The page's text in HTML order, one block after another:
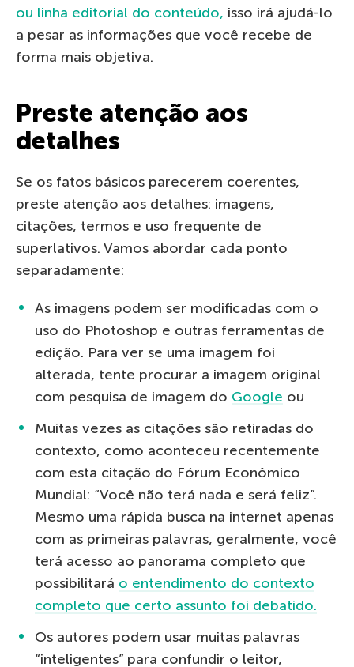
ou linha editorial do conteúdo, isso irá ajudá-lo
a pesar as informações que você recebe de
forma mais objetiva.
Preste atenção aos
detalhes
Se os fatos básicos parecerem coerentes,
preste atenção aos detalhes: imagens,
citações, termos e uso frequente de
superlativos. Vamos abordar cada ponto
separadamente:
As imagens podem ser modificadas com o
uso do Photoshop e outras ferramentas de
edição. Para ver se uma imagem foi
alterada, tente procurar a imagem original
com pesquisa de imagem do Google ou
Muitas vezes as citações são retiradas do
contexto, como aconteceu recentemente
com esta citação do Fórum Econômico
Mundial: “Você não terá nada e será feliz”.
Mesmo uma rápida busca na internet apenas
com as primeiras palavras, geralmente, você
terá acesso ao panorama completo que
possibilitará o entendimento do contexto
completo que certo assunto foi debatido.
Os autores podem usar muitas palavras
“inteligentes” para confundir o leitor,